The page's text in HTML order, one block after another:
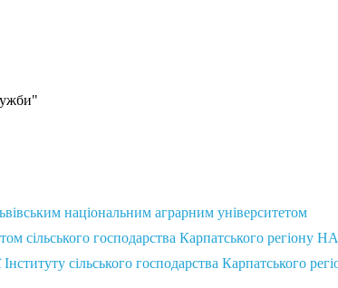
національним аграрним університетом
сільського господарства Карпатського регіону
Інституту сільського господарства